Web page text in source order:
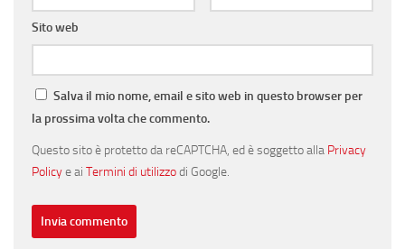
Sito web
Salva il mio nome, email e sito web in questo browser per
la prossima volta che commento.
Questo sito è protetto da reCAPTCHA, ed è soggetto alla Privacy
Policye ai Termini di utilizzodi Google.